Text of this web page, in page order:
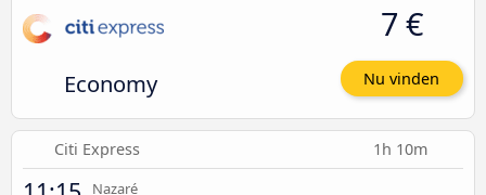
Economy
7 €
Nu vinden
Citi Express 1h 10m
Nazaré